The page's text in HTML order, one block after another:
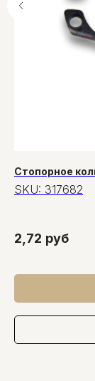
Стопорное
SKU: 317682
2,72 руб